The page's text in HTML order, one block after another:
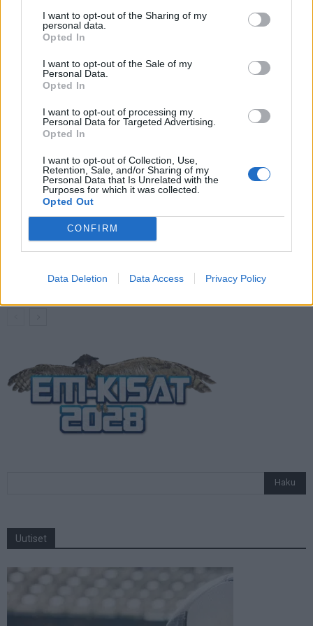
I want to opt-out of the Sharing of my
personal data.
Opted In
I want to opt-out of the Sale of my
Personal Data.
Opted In
I want to opt-out of processing my
Personal Data for Targeted Advertising.
Opted In
I want to opt-out of Collection, Use,
Retention, Sale, and/or Sharing of my
Personal Data that Is Unrelated with the
Purposes for which it was collected.
Opted Out
CONFIRM
Data Deletion Data Access Privacy Policy
EURO 2016 komeimmat osumat!– CR7 ja Lionel Messi vastakkain
alkulohkossa
LIITTYVÄT ARTIKKELIT
Suomen MM-karsintojen näkymät –
todellinen jalkapallokommentaattorin
Suomi-Hollanti näkyy ilmaiseksi TV:stä –
näin katsot ottelun
Jalkapallon U21 EM-kisat 2025 – tässä
Uutiset